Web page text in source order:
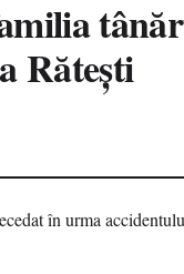
Rătești